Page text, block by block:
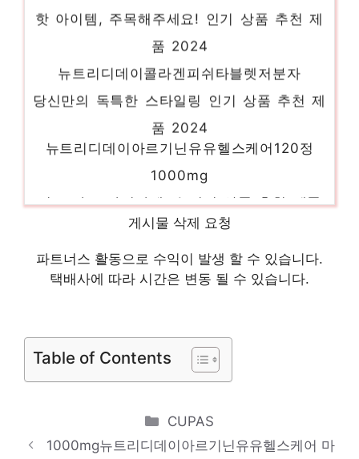
뉴트리디데이아르기닌유유헬스케어120정
1000mg
지금 바로 가져가세요! 인기 상품 추천 제품
2024
1000mg뉴트리디데이아르기닌120정
화려한 스타일, 지금 경험하세요! 인기 상품
당신의 취향을 채워줄 아이템 인기 상품 추천
제품 2024
잔티움
스타일을 완성하는 마지막 조각 인기 상품 추
게시물 삭제 요청
파트너스 활동으로 수익이 발생 할 수 있습니다.
택배사에 따라 시간은 변동 될 수 있습니다.
Table of Contents
Categories
CUPAS
1000mg뉴트리디데이아르기닌유유헬스케어 마